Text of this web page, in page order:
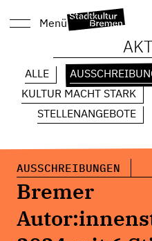
Menü
ALLE
KULTUR MACHT STARK
STELLENANGEBOTE
AUSSCHREIBUNGEN
Bremer